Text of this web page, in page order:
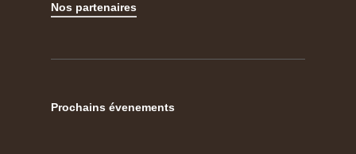
Nos partenaires
Prochains évenements